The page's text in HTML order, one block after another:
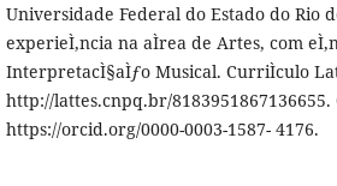
Universidade Federal do Estado do Rio
experieÌ‚ncia na aÌrea de Artes, com
InterpretacÌ§aÌƒo Musical. CurriÌculo
http://lattes.cnpq.br/8183951867136655.
https://orcid.org/0000-0003-1587- 4176.